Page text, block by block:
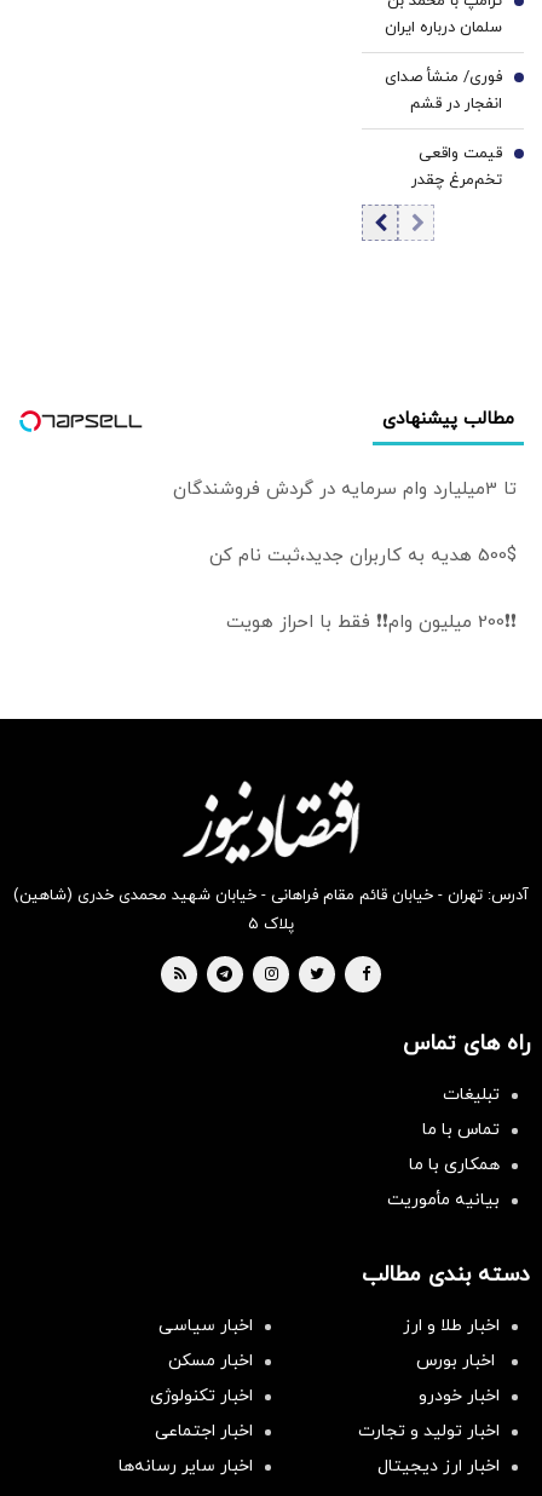
سلمان درباره ایران
گفت‌وگو می‌کند/
جزئیات تماس
تلفنی
5
فوری/ منشأ صدای
انفجار در قشم
مشخص شد/ مقابه
با اهداف دشمن در
ورودی تنگه هرمز
6
قیمت واقعی
تخم‌مرغ چقدر
است؟/ مصرف
روزانه ۳ هزار و ۳۰۰
7
مطالب پیشنهادی
تا 3میلیارد وام سرمایه در گردش فروشندگان
500$ هدیه به کاربران جدید،ثبت نام کن
❗❗200 میلیون وام❗❗ فقط با احراز هویت
آدرس: تهران - خیابان قائم مقام فراهانی - خیابان شهید محمدی خدری (شاهین)
پلاک ۵
راه های تماس
تبلیغات
تماس با ما
همکاری با ما
بیانیه مأموریت
دسته بندی مطالب
اخبار طلا و ارز
اخبار سیاسی
اخبار بورس
اخبار مسکن
اخبار خودرو
اخبار تکنولوژی
اخبار تولید و تجارت
اخبار اجتماعی
اخبار ارز دیجیتال
اخبار سایر رسانه‌‌ها